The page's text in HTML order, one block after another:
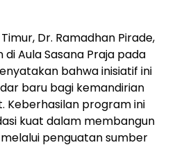
Dr. Ramadhan Pirade,
Aula Sasana Praja pada
bahwa inisiatif ini
baru bagi kemandirian
Keberhasilan program ini
kuat dalam membangun
penguatan sumber